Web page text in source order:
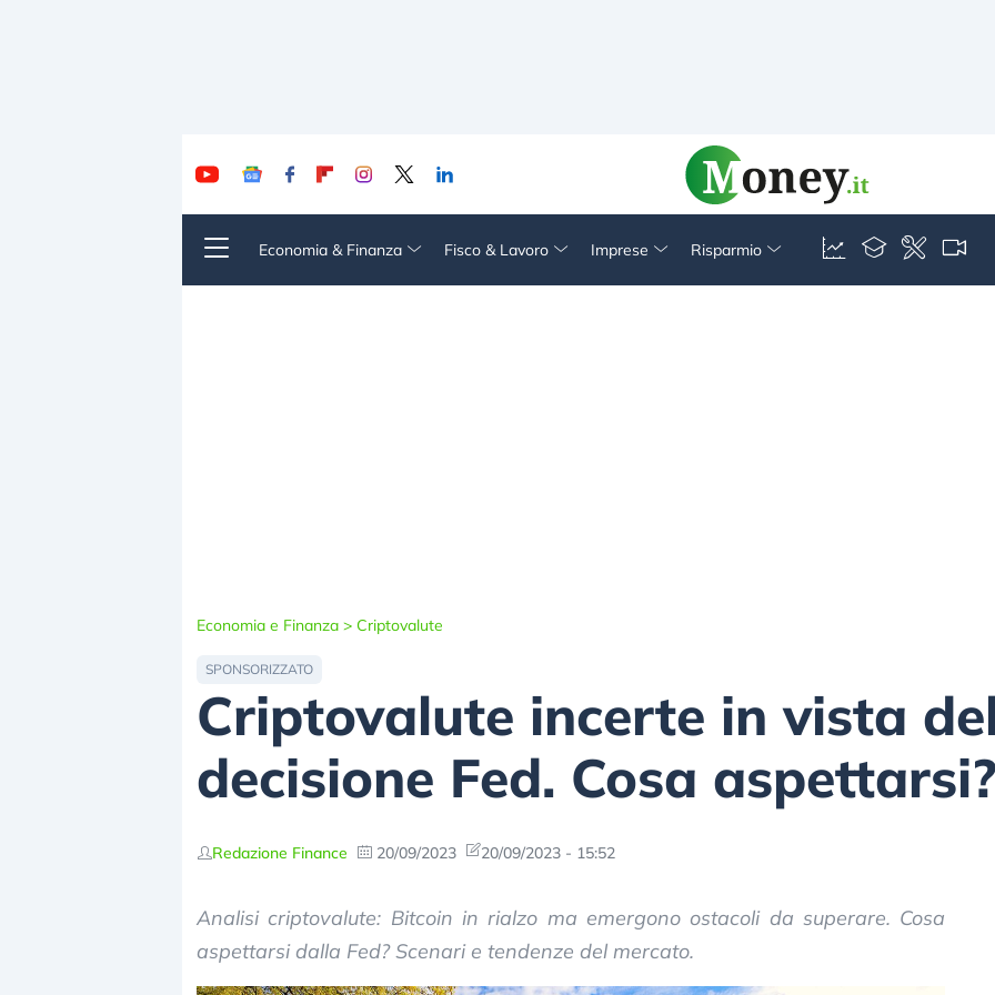
Economia & Finanza Fisco & Lavoro Imprese Risparmio
Economia e Finanza > Criptovalute
SPONSORIZZATO
Criptovalute incerte in vista
decisione Fed. Cosa aspettarsi?
Redazione Finance 20/09/2023 20/09/2023 - 15:52
Analisi criptovalute: Bitcoin in rialzo ma emergono ostacoli da superare. Cosa
aspettarsi dalla Fed? Scenari e tendenze del mercato.